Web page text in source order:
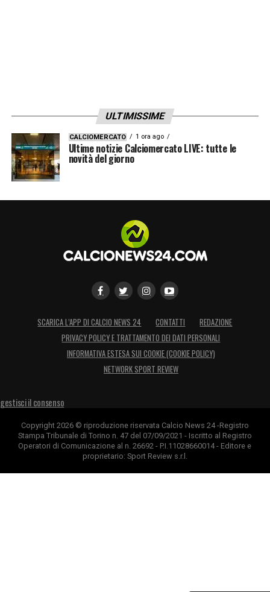
ULTIMISSIME
CALCIOMERCATO 1 ora ago
Ultime notizie Calciomercato LIVE: tutte le
novità del giorno
SCARICA L’APP DI CALCIO NEWS 24 CONTATTI
REDAZIONE
PRIVACY POLICY E TRATTAMENTO DEI DATI PERSONALI
INFORMATIVA ESTESA SUI COOKIE (COOKIE POLICY)
NETWORK SPORT REVIEW
gestisci il consenso
Copyright 2026 © riproduzione riservata Calcio News 24 -Registro
Stampa Tribunale di Torino n. 47 del 07/09/2021 - Iscritto al Registro
Operatori di Comunicazione al n. 26692 - P.I.11028660014 - Editore e
proprietario: Sport Review s.r.l.